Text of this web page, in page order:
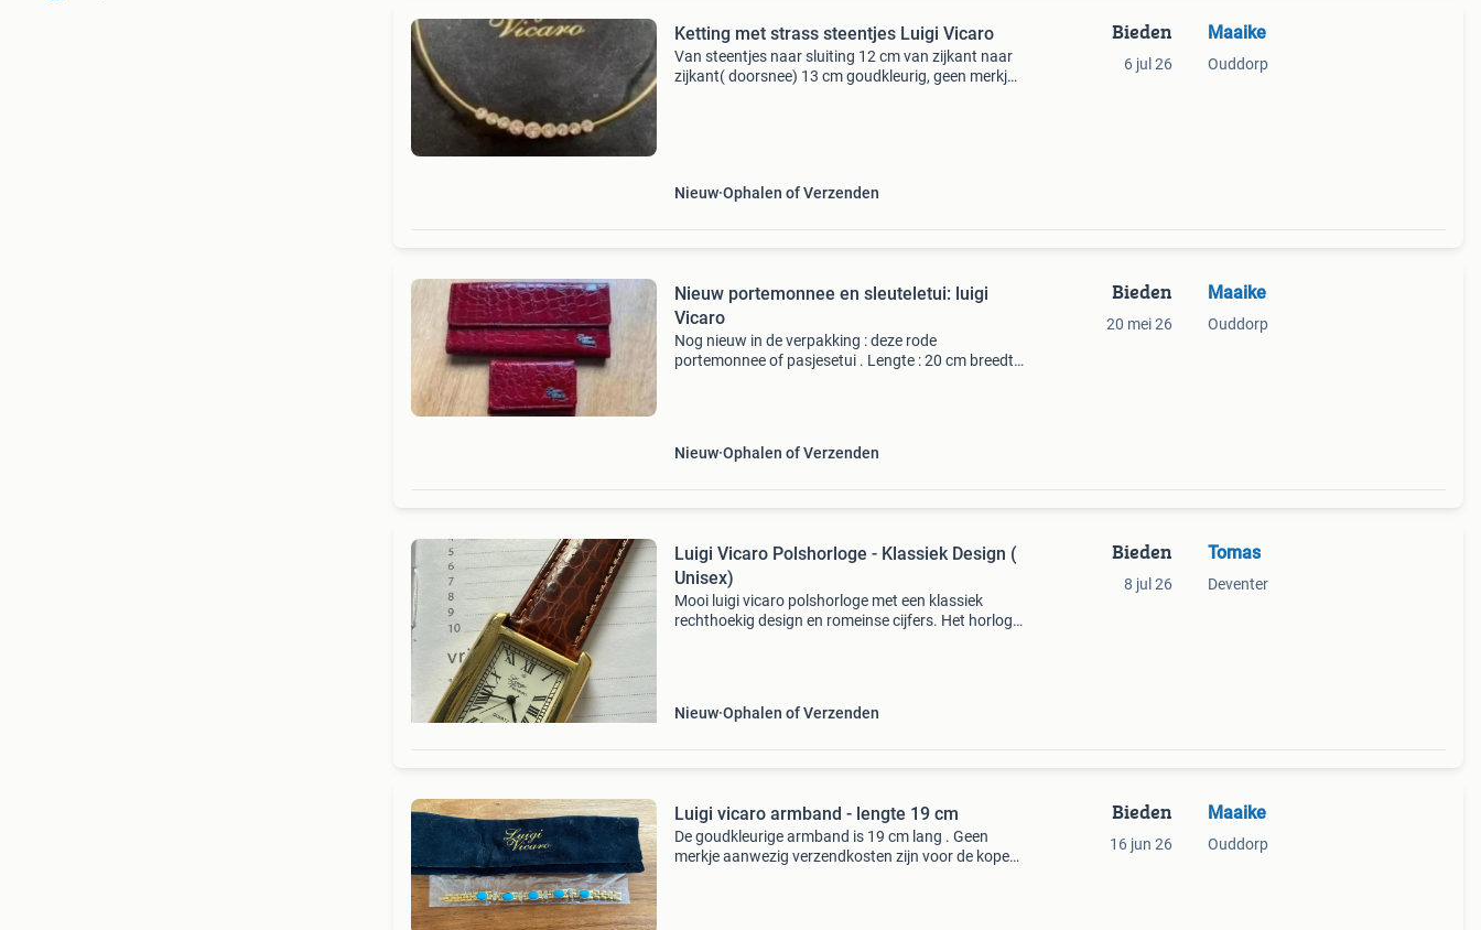
Ketting met strass steentjes Luigi Vicaro
Van steentjes naar sluiting 12 cm van zijkant naar
zijkant( doorsnee) 13 cm goudkleurig, geen merkje
Nieuw Ophalen of Verzenden
Bieden
6 jul 26
Maaike
Ouddorp
Nieuw portemonnee en sleuteletui: luigi
Vicaro
Nog nieuw in de verpakking : deze rode
portemonnee of pasjesetui . Lengte : 20 cm breedte
Nieuw Ophalen of Verzenden
Bieden
20 mei 26
Maaike
Ouddorp
Luigi Vicaro Polshorloge - Klassiek Design (
Unisex)
Mooi luigi vicaro polshorloge met een klassiek
rechthoekig design en romeinse cijfers. Het horloge
Nieuw Ophalen of Verzenden
Bieden
8 jul 26
Tomas
Deventer
Luigi vicaro armband - lengte 19 cm
De goudkleurige armband is 19 cm lang . Geen
merkje aanwezig verzendkosten zijn voor de koper
Bieden
16 jun 26
Maaike
Ouddorp